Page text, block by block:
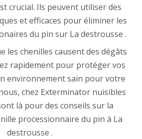
crucial. Ils peuvent utiliser des
et efficaces pour éliminer les
du pin sur La destrousse .
les chenilles causent des dégâts
rapidement pour protéger vos
environnement sain pour votre
chez Exterminator nuisibles
là pour des conseils sur la
processionnaire du pin à La
destrousse .